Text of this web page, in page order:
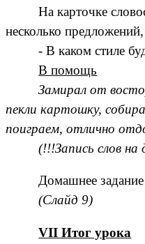
На карточке
несколько
- В каком стиле
В помощь
Замирал от
пекли картошку,
поиграем, отлично
(!!!Запись слов на
Домашнее задание
(Слайд 9)
VII Итог урока